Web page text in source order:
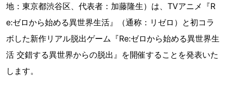
地：東京都渋谷区、代表者：加藤隆生）は、TVアニメ『R
e:ゼロから始める異世界生活』（通称：リゼロ）と初コラ
ボした新作リアル脱出ゲーム『Re:ゼロから始める異世界生
活 交錯する異世界からの脱出』を開催することを発表いた
します。